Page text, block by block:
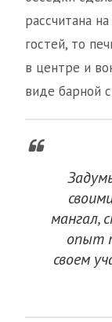
рассчитана
гостей, то
в центре и
виде барной
мангал,
опыт
своем